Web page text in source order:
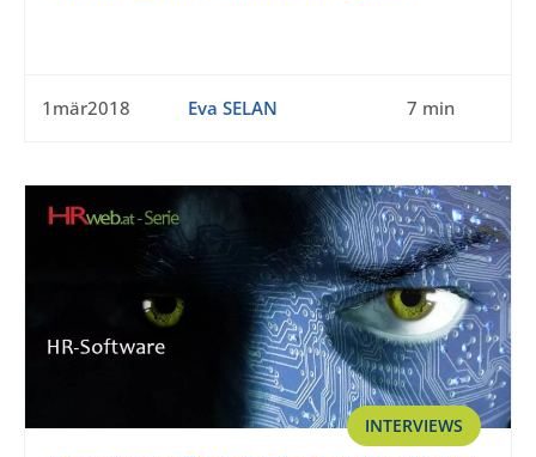
1mär2018 Eva SELAN 7 min
INTERVIEWS